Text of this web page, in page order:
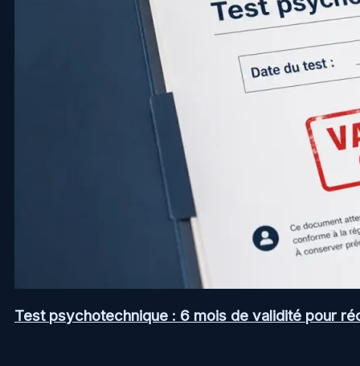
Test psychotechnique : 6 mois de validité pour